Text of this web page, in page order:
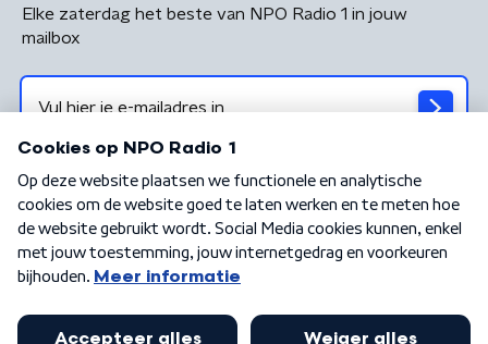
Elke zaterdag het beste van NPO Radio 1 in jouw
mailbox
Algemene voorwaarden